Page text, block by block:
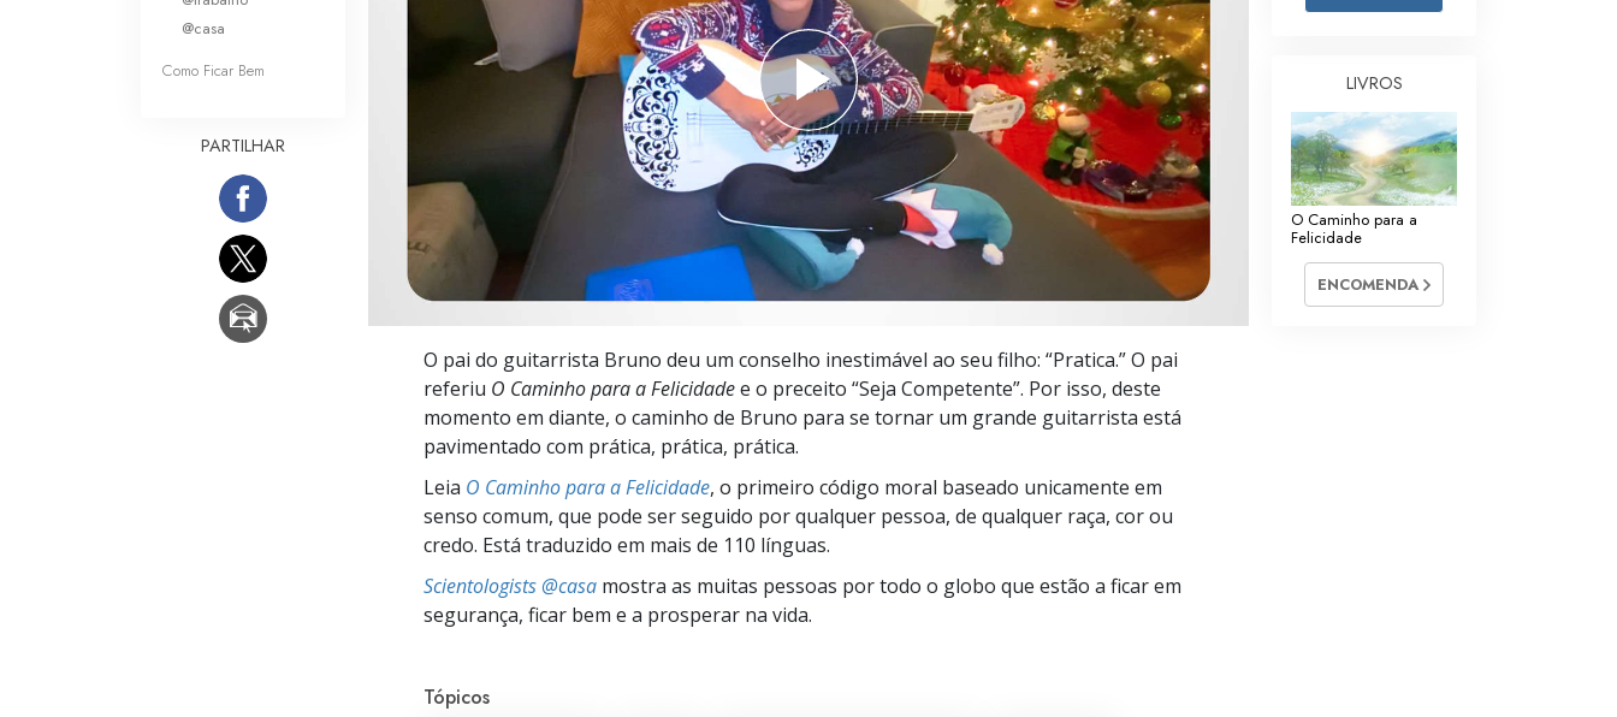
O que é a Grandeza?
Respostas às Drogas
Crianças
Ferramentas para o Local do Trabalho
Ética e as Condições
A Causa da Supressão
O pai do guitarrista Bruno deu um conselho inestimável ao seu filho: “Pratica.” O pai
referiu O Caminho para a Felicidadee o preceito “Seja Competente”. Por isso, deste
momento em diante, o caminho de Bruno para se tornar um grande guitarrista está
pavimentado com prática, prática, prática.
Leia O Caminho para a Felicidade, o primeiro código moral baseado unicamente em
senso comum, que pode ser seguido por qualquer pessoa, de qualquer raça, cor ou
credo. Está traduzido em mais de 110 línguas.
Scientologists @casa mostra as muitas pessoas por todo o globo que estão a ficar em
segurança, ficar bem e a prosperar na vida.
Tópicos
@casa
Como Ficar Bem
PARTILHAR
LIVROS
O Caminho para a
Felicidade
ENCOMENDA